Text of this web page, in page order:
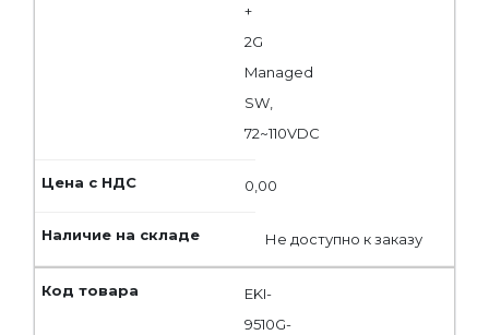
+
2G
Managed
SW,
72~110VDC
0,00
Не доступно к заказу
EKI-
9510G-